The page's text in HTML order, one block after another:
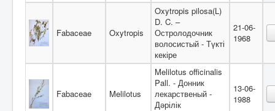
Fabaceae Oxytropis
Oxytropis pilosa(L)
D. C. –
Остролодочник
волосистый - Түкті
кекіре
21-06-
1968
Fabaceae Melilotus
Melilotus officinalis
Pall. - Донник
лекарственый -
Дәрілік
13-06-
1988